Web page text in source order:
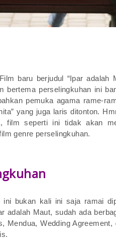
baru berjudul “Ipar adalah
bertema perselingkuhan ini
pemuka agama rame-
yang juga laris ditonton.
film seperti ini tidak akan
genre perselingkuhan.
ini bukan kali ini saja ramai
adalah Maut, sudah ada
Mendua, Wedding